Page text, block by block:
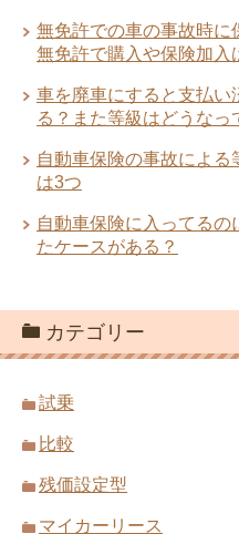
無免許での車の事故時に
無免許で購入や保険加入
車を廃車にすると支払い
る？また等級はどうなっ
自動車保険の事故によ
は3つ
自動車保険に入ってるの
たケースがある？
カテゴリー
試乗
比較
残価設定型
マイカーリース